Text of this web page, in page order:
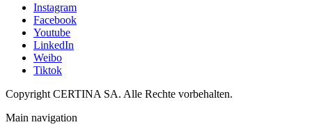
Instagram
Facebook
Youtube
LinkedIn
Weibo
Tiktok
Copyright CERTINA SA. Alle Rechte vorbehalten.
Main navigation